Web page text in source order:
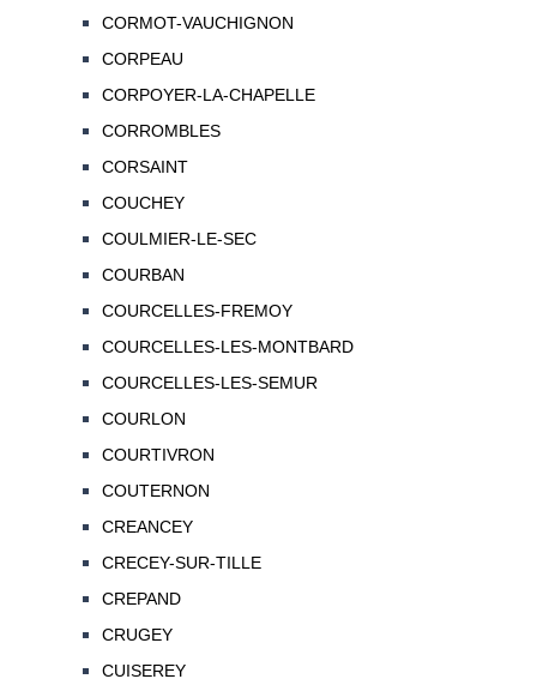
CORMOT-VAUCHIGNON
CORPEAU
CORPOYER-LA-CHAPELLE
CORROMBLES
CORSAINT
COUCHEY
COULMIER-LE-SEC
COURBAN
COURCELLES-FREMOY
COURCELLES-LES-MONTBARD
COURCELLES-LES-SEMUR
COURLON
COURTIVRON
COUTERNON
CREANCEY
CRECEY-SUR-TILLE
CREPAND
CRUGEY
CUISEREY